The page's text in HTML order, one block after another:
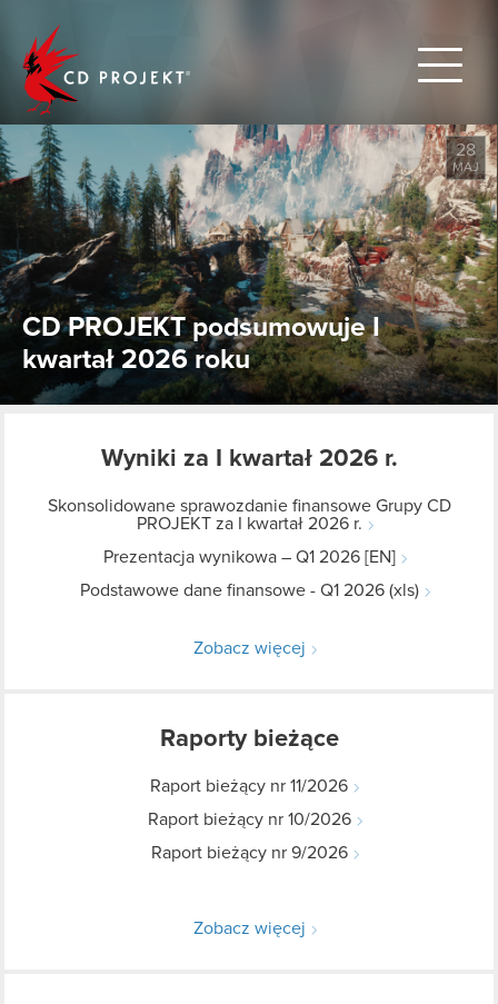
CD PROJEKT podsumowuje I
kwartał 2026 roku
28
MAJ
Zobacz więcej
Wyniki za I kwartał 2026 r.
Skonsolidowane sprawozdanie finansowe Grupy CD
PROJEKT za I kwartał 2026 r.
Prezentacja wynikowa – Q1 2026 [EN]
Podstawowe dane finansowe - Q1 2026 (xls)
Zobacz więcej
Raporty bieżące
Raport bieżący nr 11/2026
Raport bieżący nr 10/2026
Raport bieżący nr 9/2026